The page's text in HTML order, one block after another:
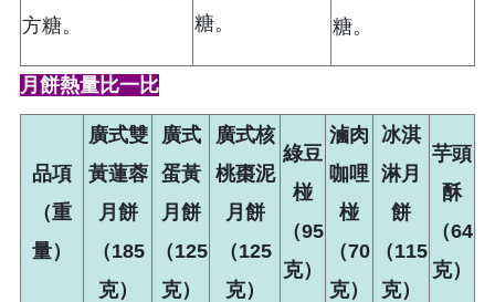
方糖。
糖。
糖。
月餅熱量比一比
品項
（重
量）
廣式雙
黃蓮蓉
月餅
（185
克）
廣式
蛋黃
月餅
（125
克）
廣式核
桃棗泥
月餅
（125
克）
綠豆
椪
（95
克）
滷肉
咖哩
椪
（70
克）
冰淇
淋月
餅
（115
克）
芋頭
酥
（64
克）